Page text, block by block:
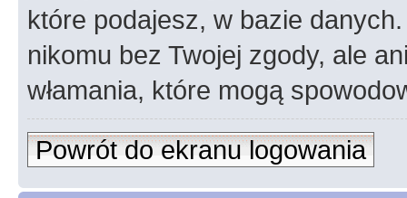
które podajesz, w bazie
nikomu bez Twojej zgody, ale
włamania, które mogą
Powrót do ekranu logowania